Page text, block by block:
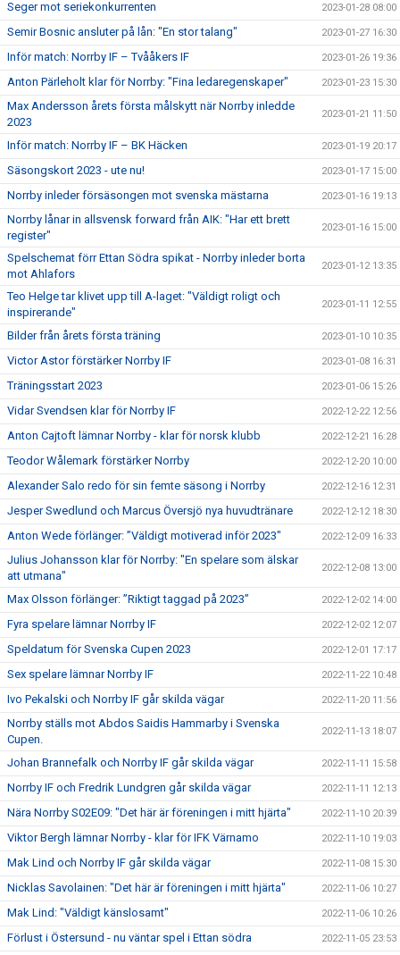
Seger mot seriekonkurrenten 2023-01-28 08:00
Semir Bosnic ansluter på lån: "En stor talang" 2023-01-27 16:30
Inför match: Norrby IF – Tvååkers IF 2023-01-26 19:36
Anton Pärleholt klar för Norrby: "Fina ledaregenskaper" 2023-01-23 15:30
Max Andersson årets första målskytt när Norrby inledde
2023
2023-01-21 11:50
Inför match: Norrby IF – BK Häcken 2023-01-19 20:17
Säsongskort 2023 - ute nu! 2023-01-17 15:00
Norrby inleder försäsongen mot svenska mästarna 2023-01-16 19:13
Norrby lånar in allsvensk forward från AIK: "Har ett brett
register"
2023-01-16 15:00
Spelschemat förr Ettan Södra spikat - Norrby inleder borta
mot Ahlafors
2023-01-12 13:35
Teo Helge tar klivet upp till A-laget: "Väldigt roligt och
inspirerande"
2023-01-11 12:55
Bilder från årets första träning 2023-01-10 10:35
Victor Astor förstärker Norrby IF 2023-01-08 16:31
Träningsstart 2023 2023-01-06 15:26
Vidar Svendsen klar för Norrby IF 2022-12-22 12:56
Anton Cajtoft lämnar Norrby - klar för norsk klubb 2022-12-21 16:28
Teodor Wålemark förstärker Norrby 2022-12-20 10:00
Alexander Salo redo för sin femte säsong i Norrby 2022-12-16 12:31
Jesper Swedlund och Marcus Översjö nya huvudtränare 2022-12-12 18:30
Anton Wede förlänger: ”Väldigt motiverad inför 2023" 2022-12-09 16:33
Julius Johansson klar för Norrby: "En spelare som älskar
att utmana"
2022-12-08 13:00
Max Olsson förlänger: ”Riktigt taggad på 2023” 2022-12-02 14:00
Fyra spelare lämnar Norrby IF 2022-12-02 12:07
Speldatum för Svenska Cupen 2023 2022-12-01 17:17
Sex spelare lämnar Norrby IF 2022-11-22 10:48
Ivo Pekalski och Norrby IF går skilda vägar 2022-11-20 11:56
Norrby ställs mot Abdos Saidis Hammarby i Svenska
Cupen.
2022-11-13 18:07
Johan Brannefalk och Norrby IF går skilda vägar 2022-11-11 15:58
Norrby IF och Fredrik Lundgren går skilda vägar 2022-11-11 12:13
Nära Norrby S02E09: "Det här är föreningen i mitt hjärta" 2022-11-10 20:39
Viktor Bergh lämnar Norrby - klar för IFK Värnamo 2022-11-10 19:03
Mak Lind och Norrby IF går skilda vägar 2022-11-08 15:30
Nicklas Savolainen: "Det här är föreningen i mitt hjärta" 2022-11-06 10:27
Mak Lind: "Väldigt känslosamt" 2022-11-06 10:26
Förlust i Östersund - nu väntar spel i Ettan södra 2022-11-05 23:53